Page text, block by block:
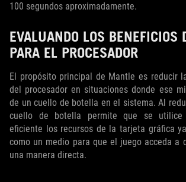
100 segundos aproximadamente.
EVALUANDO LOS BENEFICIOS
PARA EL PROCESADOR
El propósito principal de Mantle es reducir
del procesador en situaciones donde ese
de un cuello de botella en el sistema. Al
cuello de botella permite que se utilice
eficiente los recursos de la tarjeta gráfica
como un medio para que el juego acceda a
una manera directa.